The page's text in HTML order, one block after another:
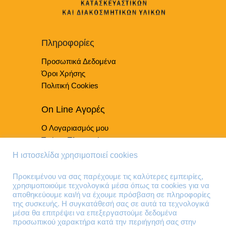
μπορούν
επιλεγούν
σελίδα
του
προϊόντος
προϊόντος
Πληροφορίες
Προσωπικά Δεδομένα
Όροι Χρήσης
Πολιτική Cookies
On Line Αγορές
Ο Λογαριασμός μου
Τρόποι Πληρωμής
Τρόποι Παράδοσης
Τηλέφωνα Επικοινωνίας
210 41 13 636
210 41 13 280
Η ιστοσελίδα χρησιμοποιεί cookies
Προκειμένου να σας παρέχουμε τις καλύτερες εμπειρίες,
χρησιμοποιούμε τεχνολογικά μέσα όπως τα cookies για να
αποθηκεύουμε και/ή να έχουμε πρόσβαση σε πληροφορίες
της συσκευής. Η συγκατάθεσή σας σε αυτά τα τεχνολογικά
μέσα θα επιτρέψει να επεξεργαστούμε δεδομένα
προσωπικού χαρακτήρα κατά την περιήγησή σας στην